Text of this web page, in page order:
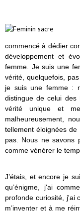
commencé à dédier
développement et
femme. Je suis une
vérité, quelquefois,
je suis une femme :
distingue de celui
vérité unique et
malheureusement,
tellement éloignées
pas. Nous ne savons
comme vénérer le
J’étais, et encore je
qu’énigme, j'ai
profonde curiosité, j'ai
m’inventer et à me